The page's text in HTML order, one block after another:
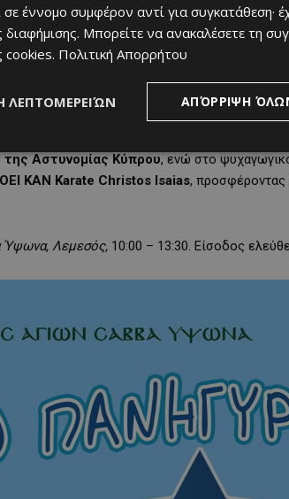
Αστυνομίας Κύπρου, ενώ στο
KAN Karate Christos Isaias, προσφέροντας
Ύψωνα, Λεμεσός, 10:00 – 13:30. Είσοδος
έννομο συμφέρον αντί για συγκατάθεση·
διαφήμισης. Μπορείτε να ανακαλέσετε τη
cookies. Πολιτική Απορρήτου
ΑΠΌΡΡΙΨΗ
ΛΕΠΤΟΜΕΡΕΙΏΝ